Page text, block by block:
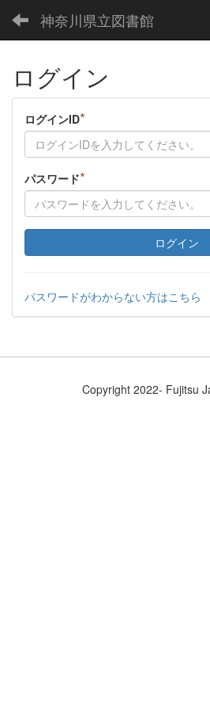
神奈川県立図書館
ログイン
ログインID*
パスワード*
ログイン
パスワードがわからない方はこちら
Copyright 2022- Fujitsu